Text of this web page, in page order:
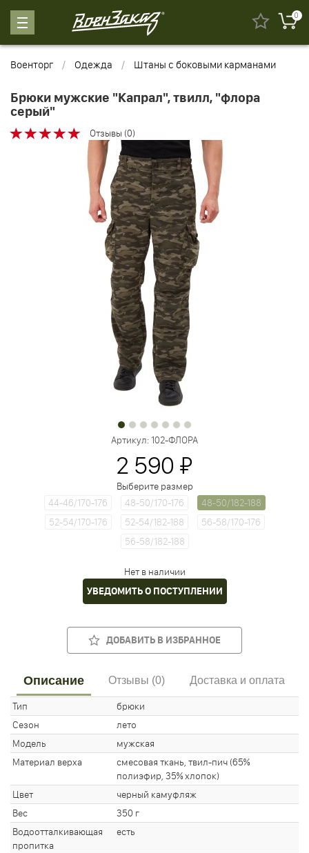
0
Военторг Одежда Штаны с боковыми карманами
Брюки мужские "Капрал", твилл, "флора
серый"
Отзывы (0)
Артикул:102-ФЛОРА
2 590 ₽
Выберите размер
44-46/170-176
48-50/170-176
48-50/182-188
52-54/170-176
52-54/182-188
56-58/170-176
56-58/182-188
Нет в наличии
УВЕДОМИТЬ О ПОСТУПЛЕНИИ
ДОБАВИТЬ В ИЗБРАННОЕ
Описание Отзывы (0) Доставка и оплата
Тип
брюки
Сезон
лето
Модель
мужская
Материал верха
смесовая ткань, твил-пич (65%
полиэфир, 35% хлопок)
Цвет
черный камуфляж
Вес
350 г
Водоотталкивающая
пропитка
есть